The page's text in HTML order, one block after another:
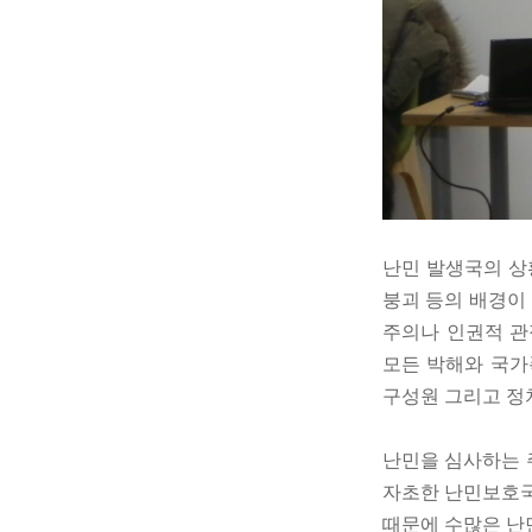
난민 발생국의
붕괴 등의 배경
주의나 인권적
모든 박해와 국
구성원 그리고
난민을 심사하는
자초한 난민보호
때문에 수많은 난